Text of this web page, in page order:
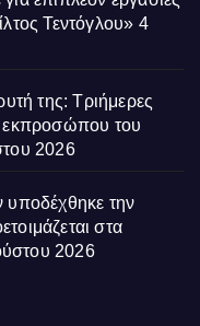
Τεντόγλου» 4
της: Τριήμερες
εκπροσώπου του
2026
υποδέχθηκε την
στα
2026